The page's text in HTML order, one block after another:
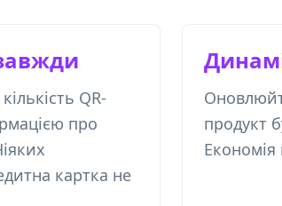
QR-
про
картка не
продукт
Економія